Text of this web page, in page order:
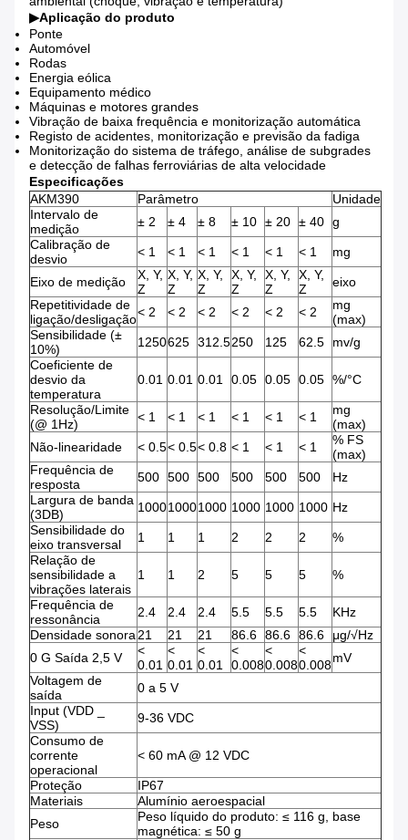
▶Aplicação do produto
Ponte
Automóvel
Rodas
Energia eólica
Equipamento médico
Máquinas e motores grandes
Vibração de baixa frequência e monitorização automática
Registo de acidentes, monitorização e previsão da fadiga
Monitorização do sistema de tráfego, análise de subgrades
e detecção de falhas ferroviárias de alta velocidade
Especificações
AKM390
Parâmetro
Unidade
Intervalo de
medição
± 2 ± 4 ± 8 ± 10 ± 20 ± 40 g
Calibração de
desvio
< 1 < 1 < 1 < 1 < 1 < 1 mg
Eixo de medição
X, Y,
Z
X, Y,
Z
X, Y,
Z
X, Y,
Z
X, Y,
Z
X, Y,
Z
eixo
Repetitividade de
ligação/desligação< 2 < 2 < 2 < 2 < 2 < 2
mg
(max)
Sensibilidade (±
10%)
1250625 312.5250 125 62.5
mv/g
Coeficiente de
desvio da
temperatura
0.01 0.01 0.01 0.05 0.05 0.05 %/°C
Resolução/Limite
(@ 1Hz)
< 1 < 1 < 1 < 1 < 1 < 1
mg
(max)
Não-linearidade
< 0.5< 0.5< 0.8 < 1 < 1 < 1
% FS
(max)
Frequência de
resposta
500 500 500 500 500 500
Hz
Largura de banda
(3DB)
100010001000 1000 1000 1000 Hz
Sensibilidade do
eixo transversal
1 1 1 2 2 2
%
Relação de
sensibilidade a
vibrações laterais
1 1 2 5 5 5 %
Frequência de
ressonância
2.4 2.4 2.4 5.5 5.5 5.5
KHz
Densidade sonora21 21 21 86.6 86.6 86.6
μg/√Hz
0 G Saída 2,5 V
<
0.01
<
0.01
<
0.01
<
0.008
<
0.008
<
0.008mV
Voltagem de
saída
0 a 5 V
Input (VDD _
VSS)
9-36 VDC
Consumo de
corrente
operacional
< 60 mA @ 12 VDC
Proteção
IP67
Materiais
Alumínio aeroespacial
Peso
Peso líquido do produto: ≤ 116 g, base
magnética: ≤ 50 g